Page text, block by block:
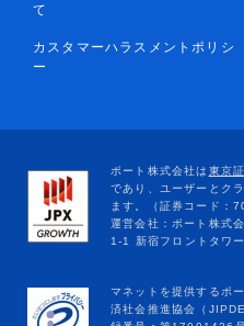
て
カスタマーハラスメントポリシ
ー